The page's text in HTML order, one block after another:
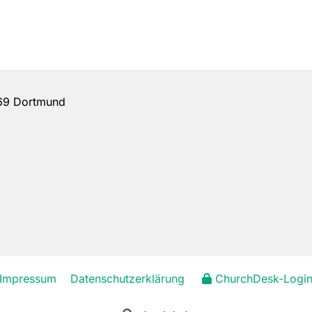
Dortmund
Impressum Datenschutzerklärung ChurchDesk-Login